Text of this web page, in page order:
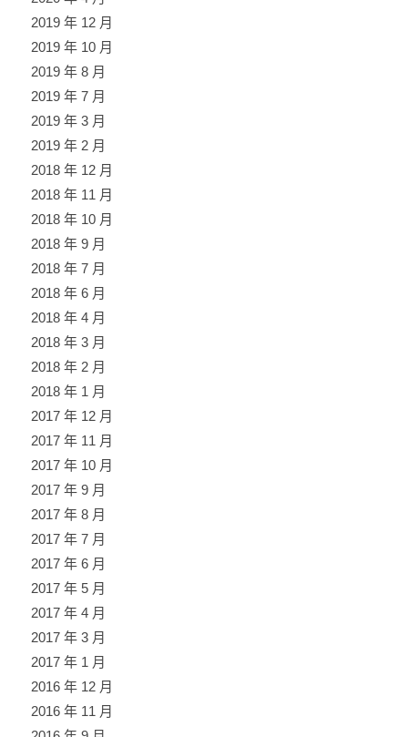
2019 年 12 月
2019 年 10 月
2019 年 8 月
2019 年 7 月
2019 年 3 月
2019 年 2 月
2018 年 12 月
2018 年 11 月
2018 年 10 月
2018 年 9 月
2018 年 7 月
2018 年 6 月
2018 年 4 月
2018 年 3 月
2018 年 2 月
2018 年 1 月
2017 年 12 月
2017 年 11 月
2017 年 10 月
2017 年 9 月
2017 年 8 月
2017 年 7 月
2017 年 6 月
2017 年 5 月
2017 年 4 月
2017 年 3 月
2017 年 1 月
2016 年 12 月
2016 年 11 月